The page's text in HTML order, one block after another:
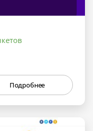
Подробнее